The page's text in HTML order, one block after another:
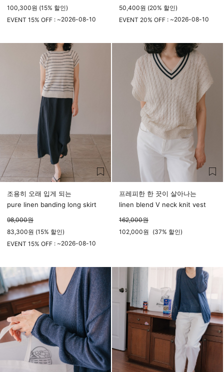
100,300원 (15% 할인)
EVENT 15% OFF : ~2026-08-10
50,400원 (20% 할인)
EVENT 20% OFF : ~2026-08-10
조용히 오래 입게 되는
pure linen banding long skirt
98,000원
83,300원 (15% 할인)
EVENT 15% OFF : ~2026-08-10
프레피한 한 끗이 살아나는
linen blend V neck knit vest
162,000원
102,000원 (37% 할인)